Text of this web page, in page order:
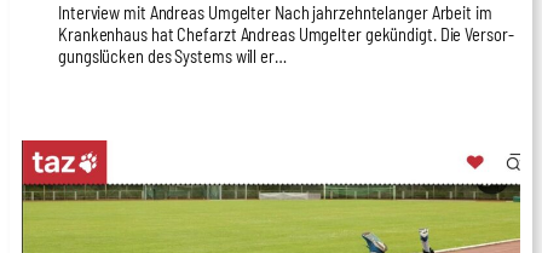
Inter­view mit Andre­as Umgel­ter Nach jahr­zehn­te­lan­ger Arbeit im
Kran­ken­haus hat Chef­arzt Andre­as Umgel­ter gekün­digt. Die Ver­sor­
gungs­lü­cken des Sys­tems will er…